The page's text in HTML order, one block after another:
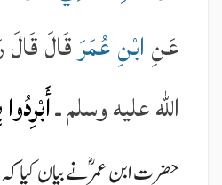
عَنِابْنِ عُمَرَقَالَ قَالَ
الله عليه وسلم ـ
حضرت ابن عمرؓ نے بیان کیا